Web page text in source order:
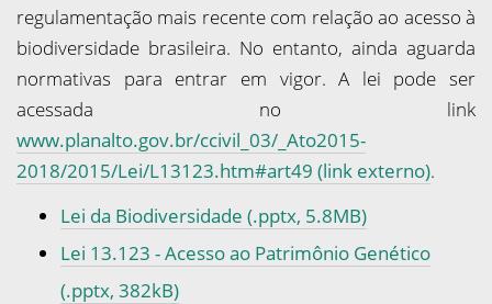
regulamentação mais recente com relação ao acesso à
biodiversidade brasileira. No entanto, ainda aguarda
normativas para entrar em vigor. A lei pode ser
acessada no link
www.planalto.gov.br/ccivil_03/_Ato2015-
2018/2015/Lei/L13123.htm#art49 (link externo).
Lei da Biodiversidade (.pptx, 5.8MB)
Lei 13.123 - Acesso ao Patrimônio Genético
(.pptx, 382kB)